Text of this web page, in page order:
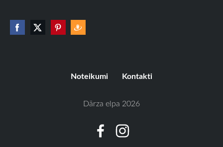
Noteikumi Kontakti
Dārza elpa 2026